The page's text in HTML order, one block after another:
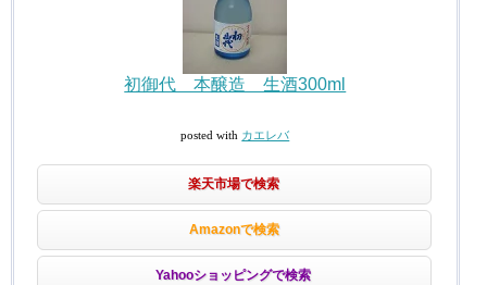
初御代 本醸造 生酒300ml
posted with カエレバ
楽天市場で検索
Amazonで検索
Yahooショッピングで検索